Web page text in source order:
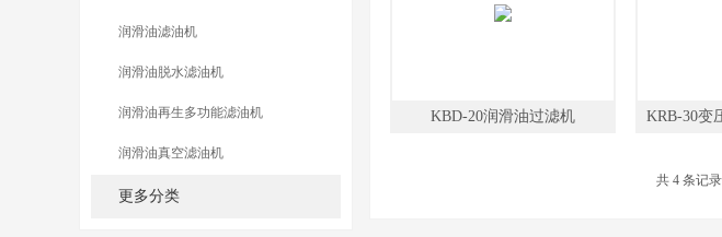
油滤油机润滑油滤油机
润滑油脱水滤油机
润滑油再生多功能滤油机
润滑油真空滤油机
更多分类
KBD-20润滑油过滤机 KRB-30变
共 4 条记